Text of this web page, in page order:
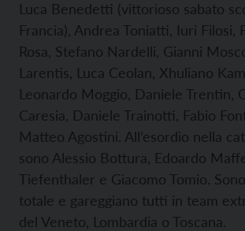
Luca Benedetti (vittorioso sabato
Francia), Andrea Toniatti, Iuri Filosi,
Rosa, Stefano Nardelli, Gianni
Larentis, Luca Ceolan, Xhuliano
Leonardo Moggio, Daniele Trentin,
Caresia, Daniele Trainotti, Fabio
Matteo Agostini. All’esordio nella
sono Alessio Bottura, Edoardo
Tiefenthaler e Giacomo Tomio.
totale e gareggiano tutti in team
del Veneto, Lombardia o Toscana.